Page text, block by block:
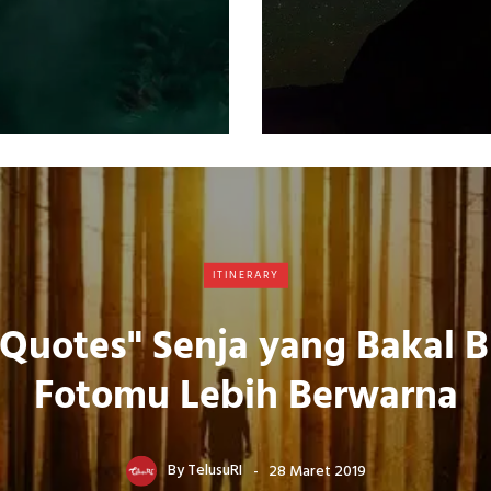
ITINERARY
Senja yang Bakal
Fotomu Lebih Berwarna
ByTelusuRI 28 Maret 2019